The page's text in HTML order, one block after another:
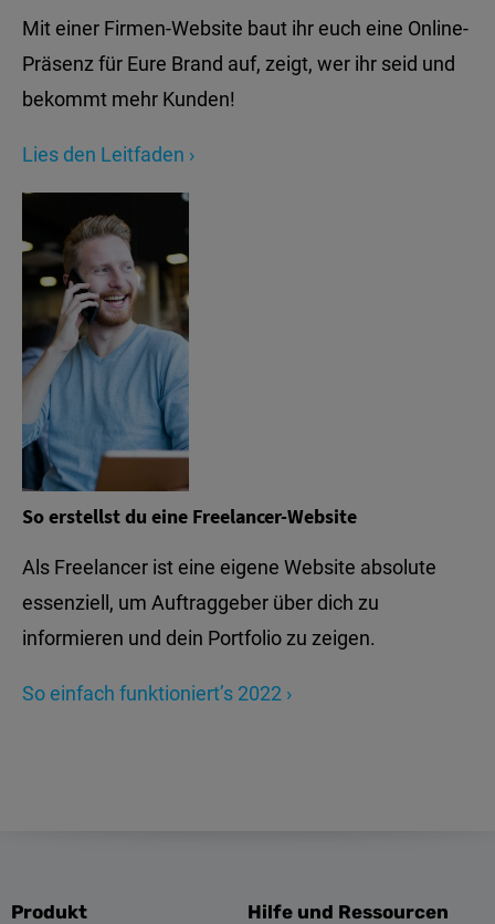
Mit einer Firmen-Website baut ihr euch eine Online-
Präsenz für Eure Brand auf, zeigt, wer ihr seid und
bekommt mehr Kunden!
Lies den Leitfaden ›
So erstellst du eine Freelancer-Website
Als Freelancer ist eine eigene Website absolute
essenziell, um Auftraggeber über dich zu
informieren und dein Portfolio zu zeigen.
So einfach funktioniert’s 2022 ›
Produkt Hilfe und Ressourcen